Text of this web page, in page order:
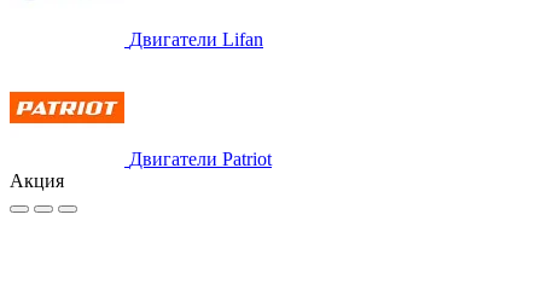
Двигатели Lifan
Двигатели Patriot
Акция